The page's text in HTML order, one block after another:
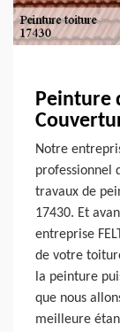
Peinture
Notre
professionnel
travaux de
17430. Et
entreprise
de votre
la peinture
que nous
meilleure